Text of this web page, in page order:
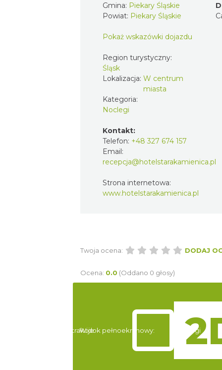
Gmina: Piekary Śląskie
Powiat: Piekary Śląskie
Pokaż wskazówki dojazdu
Region turystyczny:
Śląsk
Lokalizacja: W centrum
miasta
Kategoria:
Noclegi
Kontakt:
Telefon: +48 327 674 157
Email:
recepcja@hotelstarakamienica.pl
Strona internetowa:
www.hotelstarakamienica.pl
Twoja ocena: DODAJ
Ocena: 0.0 (Oddano 0 głosy)
Widok pełnoekranowy:
Atrakcje Noclegi